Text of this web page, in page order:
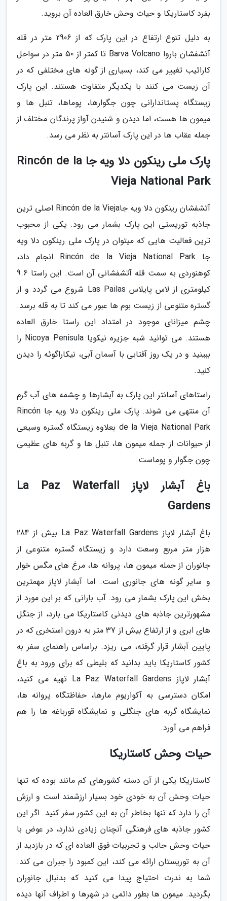
بفرد کاستاریکا و حیات وحش خارق العاده آن بروید.
به دلیل تنوع ارتفاع در این پارک که از 2906 متر در قله
آتشفشان باروا Barva Volcano تا کمتر از 50 متر در سواحل
کارائیب تغییر می کند، بسیاری از گونه های مختلفی که در
آن زیست می کنند با یکدیگر متفاوت هستند. این پارک
زیستگاه پستاندارانی چون جگوارها، پوماها، تنبل ها و
میمون ها هست، اما دیدن و شنیدن آواز پرندگان مختلف از
جمله عقاب ها در این پارک آسانتر به نظر می رسد.
پارک ملی رینکون دلا ویه جا Rincón de la
Vieja National Park
آتشفشان رینکون دلا ویه جاRincón de la Vieja اصلی ترین
جاذبه توریستی این پارک بشمار می رود. یکی از محبوب
ترین فعالیت هایی که میتوان در پارک ملی رینکون دلا ویه
جا Rincón de la Vieja National Park انجام داد،
کوهنوردی به سمت قله آتشفشانی آن است. این راستا 9.6
کیلومتری از لاس پایلاس Las Pailas شروع می گردد و از
گستره متنوعی از زیست بوم ها عبور می کند تا به قله برسد.
چشم میزانای موجود در امتداد این راستا خارق العاده
هستند. می توانید شبه جزیره نیکویا Nicoya Penisula را
ببینید و در یک روز آفتابی با آسمان آبی، نیکاراگوئه را دیدن
کنید.
راستاهای آسانتر این پارک به آبشارها و چشمه های آب گرم
آن منتهی می شوند. پارک ملی رینکون دلا ویه جا Rincón
de la Vieja National Park بعلاوه زیستگاه گستره وسیعی
از حیوانات از جمله میمون ها، تنبل ها و گربه های عظیمی
چون جگوار و پوماست.
باغ آبشار لاپاز La Paz Waterfall
Gardens
باغ آبشار لاپاز La Paz Waterfall Gardens بیش از 284
هزار متر مربع وسعت دارد و زیستگاه گستره متنوعی از
جانوران از جمله میمون ها، پروانه ها، مرغ های مگس خوار
و سایر گونه های جانوری است. اما آبشار لاپاز مهمترین
بخش این پارک بشمار می رود. آب بارانی که بر این مورد از
مشهورترین جاذبه های دیدنی کاستاریکا می بارد، از جنگل
های ابری و از ارتفاع بیش از 37 متر به درون استخری که در
پایین آبشار قرار گرفته، می ریزد. براساس راهنمای سفر به
کشور کاستاریکا باید بدانید که بلیطی که برای ورود به باغ
آبشار لاپاز La Paz Waterfall Gardens تهیه می کنید،
امکان دسترسی به آکواریوم مارها، حفاظتگاه پروانه ها،
نمایشگاه گربه های جنگلی و نمایشگاه قورباغه ها را هم
فراهم می آورد.
حیات وحش کاستاریکا
کاستاریکا یکی از آن دسته کشورهای کم مانند بوده که تنها
حیات وحش آن به خودی خود بسیار ارزشمند است و ارزش
آن را دارد که تنها بخاطر آن به این کشور سفر کنید. اگر این
کشور جاذبه های فرهنگی آنچنان زیادی ندارد، در عوض با
حیات وحش جالب و تجربیات فوق العاده ای که در بازدید از
آن به توریستان ارائه می کند، این کمبود را جبران می کند.
شما به ندرت احتیاج پیدا می کنید که بدنبال جانوران
بگردید. میمون ها بطور دائمی در شهرها و اطراف آنها دیده